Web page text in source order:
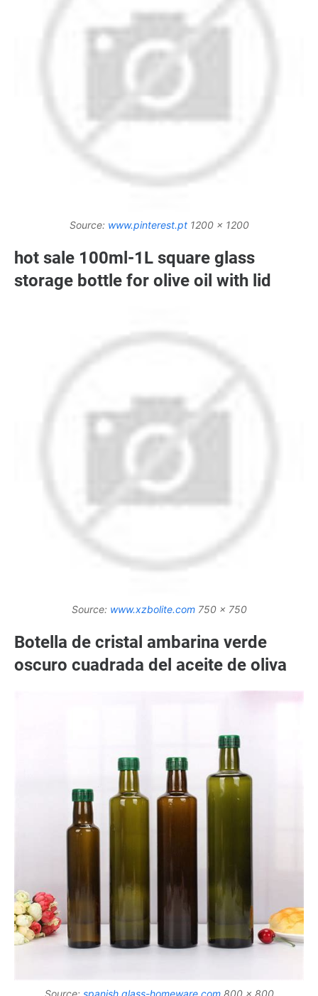
Source: www.pinterest.pt1200 x 1200
hot sale 100ml-1L square glass
storage bottle for olive oil with lid
Source: www.xzbolite.com750 x 750
Botella de cristal ambarina verde
oscuro cuadrada del aceite de oliva
Source: spanish.glass-homeware.com800 x 800